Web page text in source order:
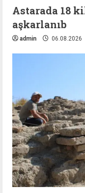
Astarada 18
aşkarlanıb
admin 06.08.2026